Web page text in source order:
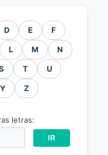
D E F
L M N
T U
Y Z
letras: